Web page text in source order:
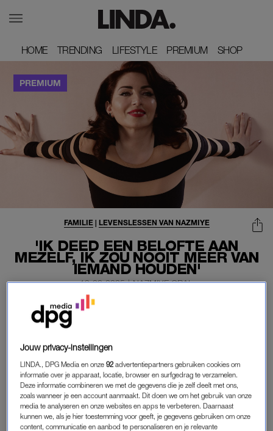
HOME
HOME TRENDING
TRENDING LIFESTYLE
LIFESTYLE PREMIUM
PREMIUM SHOP
SHOP
'IK DEED EEN BELOFTE AAN
MEZELF, IK ZOU NOOIT MEER VAN
IEMAND HOUDEN'
FAMILIE| LEVENSLESSEN VAN NAZMIYE
19-08-2025 | NAZMIYE ORAL
LEES VERDER MET
PREMIUM
Krijg onbeperkt toegang tot alle
artikelen
Jouw privacy-instellingen
LINDA., DPG Media en onze92 advertentiepartners gebruiken cookies om
informatie over je apparaat, locatie, browser en surfgedrag te verzamelen.
Deze informatie combineren we met de gegevens die je zelf deelt met ons,
zoals wanneer je een account aanmaakt. Dit doen we om het gebruik van onze
media te analyseren en onze websites en apps te verbeteren. Daarnaast
kunnen we, als je hier toestemming voor geeft, je gegevens gebruiken om onze
content, communicatie en aanbod te personaliseren en je relevante